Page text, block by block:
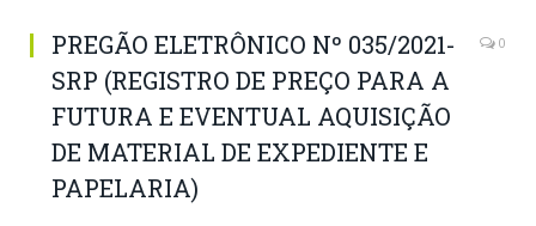
PREGÃO ELETRÔNICO Nº 035/2021-
SRP (REGISTRO DE PREÇO PARA A
FUTURA E EVENTUAL AQUISIÇÃO
DE MATERIAL DE EXPEDIENTE E
PAPELARIA)
0